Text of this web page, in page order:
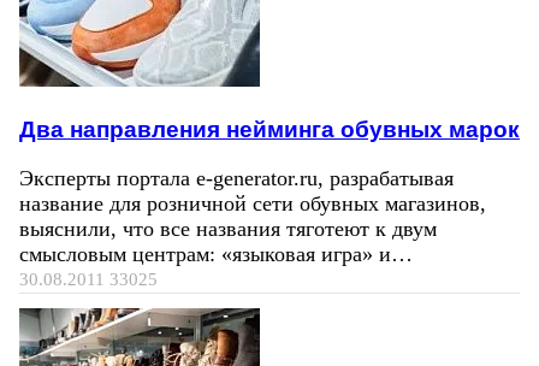
Два направления нейминга обувных марок
Эксперты портала e-generator.ru, разрабатывая
название для розничной сети обувных магазинов,
выяснили, что все названия тяготеют к двум
смысловым центрам: «языковая игра» и…
30.08.2011 33025